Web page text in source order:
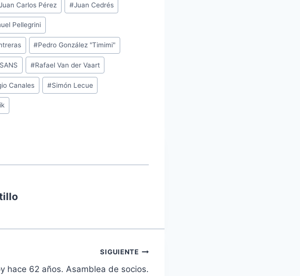
Carlos Pérez #Juan Cedrés
Pellegrini
#Pedro González "Timimi"
#Rafael Van der Vaart
Canales #Simón Lecue
SIGUIENTE
hace 62 años. Asamblea de socios.